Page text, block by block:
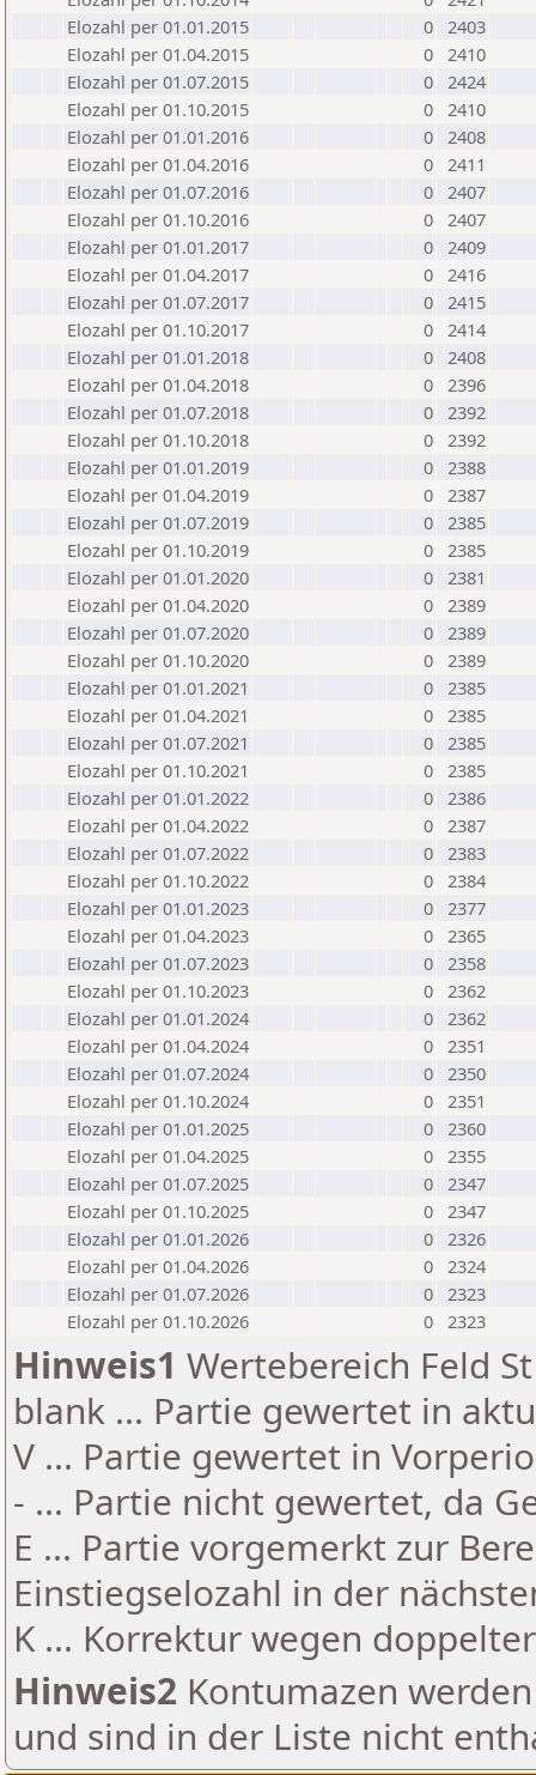
Elozahl per 01.01.2015
0 2403
Elozahl per 01.04.2015
0 2410
Elozahl per 01.07.2015
0 2424
Elozahl per 01.10.2015
0 2410
Elozahl per 01.01.2016
0 2408
Elozahl per 01.04.2016
0 2411
Elozahl per 01.07.2016
0 2407
Elozahl per 01.10.2016
0 2407
Elozahl per 01.01.2017
0 2409
Elozahl per 01.04.2017
0 2416
Elozahl per 01.07.2017
0 2415
Elozahl per 01.10.2017
0 2414
Elozahl per 01.01.2018
0 2408
Elozahl per 01.04.2018
0 2396
Elozahl per 01.07.2018
0 2392
Elozahl per 01.10.2018
0 2392
Elozahl per 01.01.2019
0 2388
Elozahl per 01.04.2019
0 2387
Elozahl per 01.07.2019
0 2385
Elozahl per 01.10.2019
0 2385
Elozahl per 01.01.2020
0 2381
Elozahl per 01.04.2020
0 2389
Elozahl per 01.07.2020
0 2389
Elozahl per 01.10.2020
0 2389
Elozahl per 01.01.2021
0 2385
Elozahl per 01.04.2021
0 2385
Elozahl per 01.07.2021
0 2385
Elozahl per 01.10.2021
0 2385
Elozahl per 01.01.2022
0 2386
Elozahl per 01.04.2022
0 2387
Elozahl per 01.07.2022
0 2383
Elozahl per 01.10.2022
0 2384
Elozahl per 01.01.2023
0 2377
Elozahl per 01.04.2023
0 2365
Elozahl per 01.07.2023
0 2358
Elozahl per 01.10.2023
0 2362
Elozahl per 01.01.2024
0 2362
Elozahl per 01.04.2024
0 2351
Elozahl per 01.07.2024
0 2350
Elozahl per 01.10.2024
0 2351
Elozahl per 01.01.2025
0 2360
Elozahl per 01.04.2025
0 2355
Elozahl per 01.07.2025
0 2347
Elozahl per 01.10.2025
0 2347
Elozahl per 01.01.2026
0 2326
Elozahl per 01.04.2026
0 2324
Elozahl per 01.07.2026
0 2323
Elozahl per 01.10.2026
0 2323
Hinweis1 Wertebereich Feld
blank ... Partie gewertet in
V ... Partie gewertet in
- ... Partie nicht gewertet, da
E ... Partie vorgemerkt zur
Einstiegselozahl in der
K ... Korrektur wegen
Hinweis2 Kontumazen
und sind in der Liste nicht